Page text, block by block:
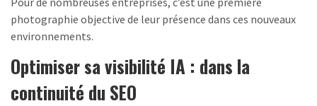
photographie objective de leur présence dans ces nouveaux
environnements.
Optimiser sa visibilité IA : dans la
continuité du SEO